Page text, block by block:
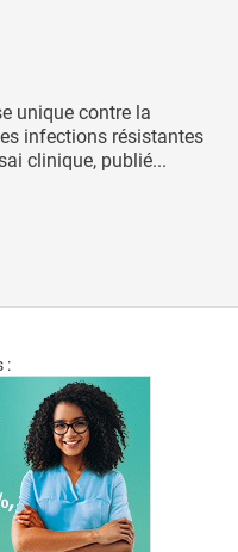
unique contre la
infections résistantes
clinique, publié...
: